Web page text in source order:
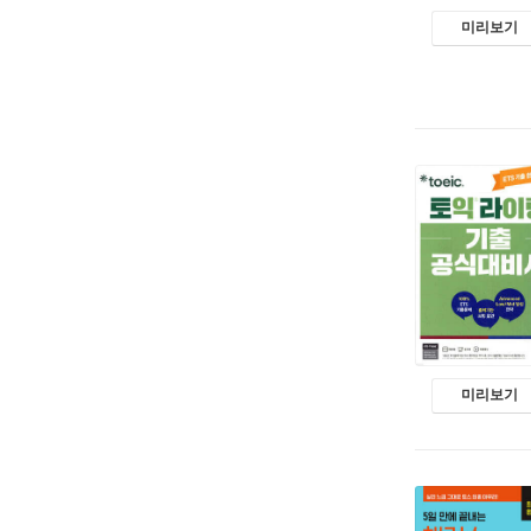
미리보기
미리보기